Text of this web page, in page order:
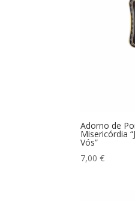
Adorno de
Misericórdia
Vós”
7,00€